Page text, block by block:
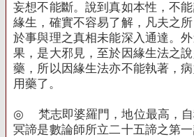
妄想不能斷。說到真如本性，不
緣生，確實不容易了解，凡夫之
於事與理之真相未能深入通達。
果，是大邪見，至於因緣生法之
藥，所以因緣生法亦不能執著，
用藥了。
◎
梵志即婆羅門，地位最高，
冥諦是數論師所立二十五諦之第